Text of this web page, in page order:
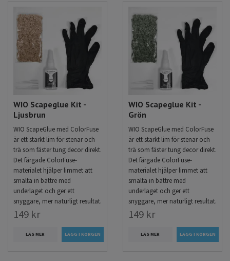
WIO Scapeglue Kit -
Ljusbrun
WIO ScapeGlue med ColorFuse
är ett starkt lim för stenar och
trä som fäster tung decor direkt.
Det färgade ColorFuse-
materialet hjälper limmet att
smälta in bättre med
underlaget och ger ett
snyggare, mer naturligt resultat.
149 kr
LÄS MER
WIO Scapeglue Kit -
Grön
WIO ScapeGlue med ColorFuse
är ett starkt lim för stenar och
trä som fäster tung decor direkt.
Det färgade ColorFuse-
materialet hjälper limmet att
smälta in bättre med
underlaget och ger ett
snyggare, mer naturligt resultat.
149 kr
LÄS MER